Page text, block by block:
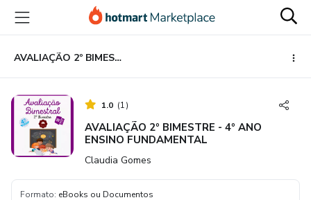
para
conteúdo
principal
para
pagamento
para
rodapé
AVALIAÇÃO 2º BIMESTRE - 4º ANO ENSINO FUNDAMENTAL
1.0 (1)
AVALIAÇÃO 2º BIMESTRE - 4º ANO
ENSINO FUNDAMENTAL
Claudia Gomes
Formato: eBooks ou Documentos